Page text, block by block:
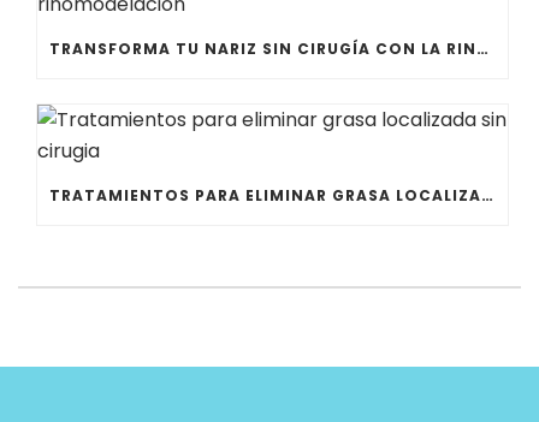
TRANSFORMA TU NARIZ SIN CIRUGÍA CON LA RINOMODELACIÓN
TRATAMIENTOS PARA ELIMINAR GRASA LOCALIZADA SIN CIRUGIA